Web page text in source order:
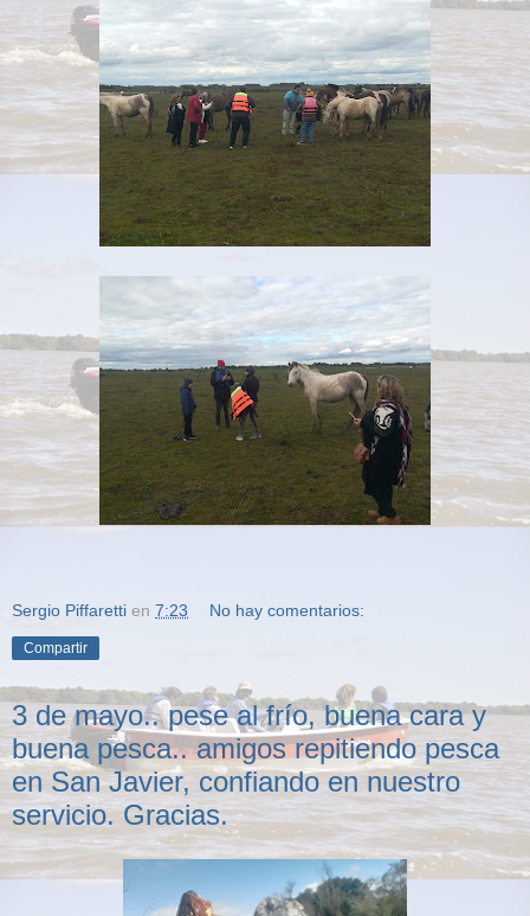
Sergio Piffaretti en 7:23 No hay comentarios:
Compartir
3 de mayo.. pese al frío, buena cara y
buena pesca.. amigos repitiendo pesca
en San Javier, confiando en nuestro
servicio. Gracias.